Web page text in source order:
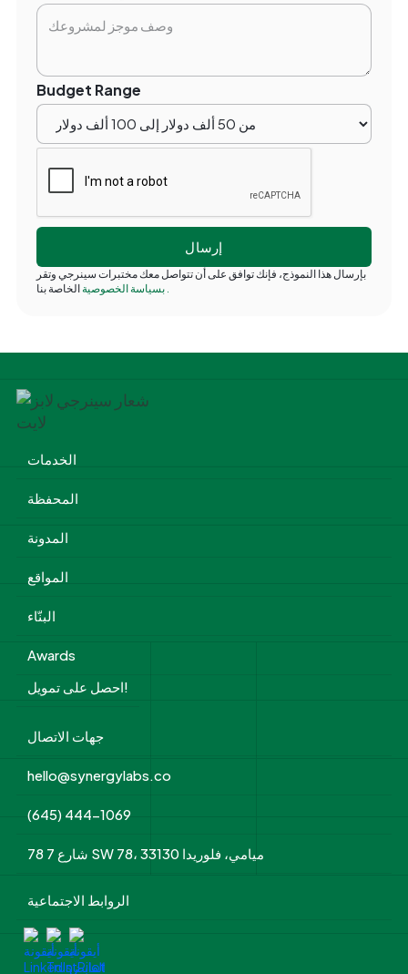
Budget Range
بإرسال هذا النموذج، فإنك توافق على أن تتواصل معك مختبرات سينرجي وتقر
بسياسة الخصوصيةالخاصة بنا .
الخدمات
المحفظة
المدونة
المواقع
البنّاء
Awards
احصل على تمويل!
جهات الاتصال
hello@synergylabs.co
(645) 444-1069
78 شارع 7 SW 78، ميامي، فلوريدا 33130
الروابط الاجتماعية